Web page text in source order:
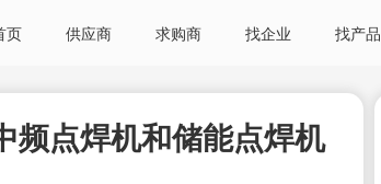
页 供应商 求购商 找企业 找产品
频点焊机和储能点焊机